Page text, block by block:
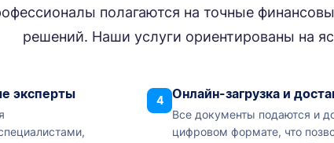
полагаются на точные
решений. Наши услуги ориентированы на
эксперты 4 Онлайн-загрузка и
Все документы подаются и
цифровом формате, что